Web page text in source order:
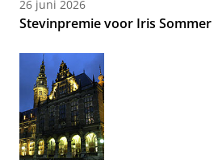
26 juni 2026
Stevinpremie voor Iris Sommer